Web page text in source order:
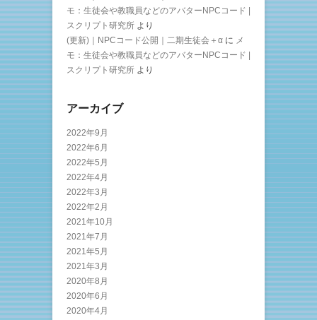
モ：生徒会や教職員などのアバターNPCコード |
スクリプト研究所 より
(更新)｜NPCコード公開｜二期生徒会＋α に メ
モ：生徒会や教職員などのアバターNPCコード |
スクリプト研究所 より
アーカイブ
2022年9月
2022年6月
2022年5月
2022年4月
2022年3月
2022年2月
2021年10月
2021年7月
2021年5月
2021年3月
2020年8月
2020年6月
2020年4月